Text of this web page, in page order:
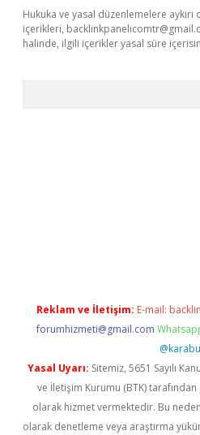
Hukuka ve yasal düzenlemelere
içerikleri,
halinde, ilgili içerikler yasal süre
Reklam ve İletişim: E-mail:
forumhizmeti@gmail.com
Yasal Uyarı: Sitemiz, 5651 Sayılı
ve İletişim Kurumu (BTK) tarafından
olarak hizmet vermektedir. Bu
olarak denetleme veya araştırma